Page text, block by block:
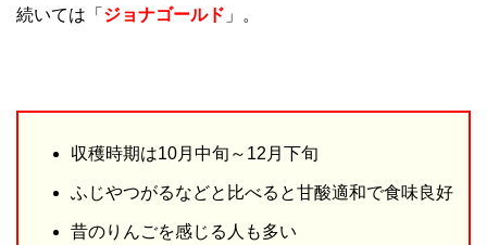
続いては「 ジョナゴールド 」。
収穫時期は10月中旬～12月下旬
ふじやつがるなどと比べると甘酸適和で食味良好
昔のりんごを感じる人も多い